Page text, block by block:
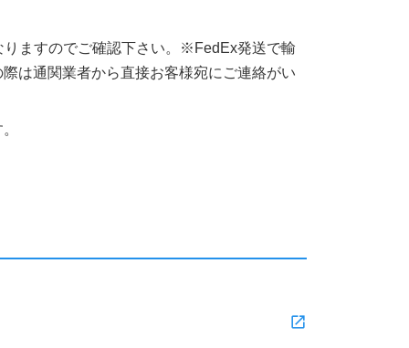
ますのでご確認下さい。※FedEx発送で輸
は通関業者から直接お客様宛にご連絡がい